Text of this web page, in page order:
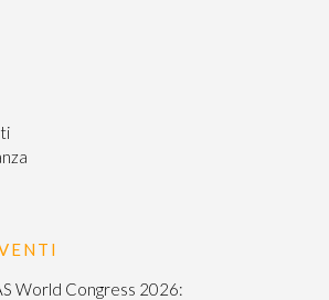
World Congress 2026: